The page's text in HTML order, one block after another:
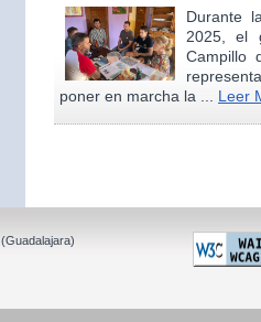
Durante
2025, el
Campillo
poner en marcha la ... Leer
(Guadalajara)